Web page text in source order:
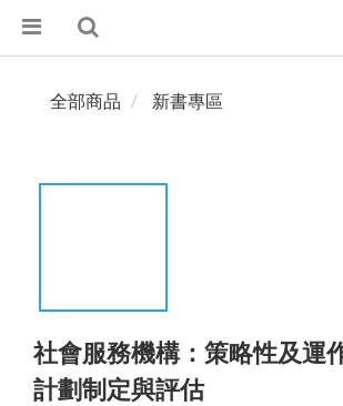
全部商品 新書專區
社會服務機構：策略性及運
計劃制定與評估